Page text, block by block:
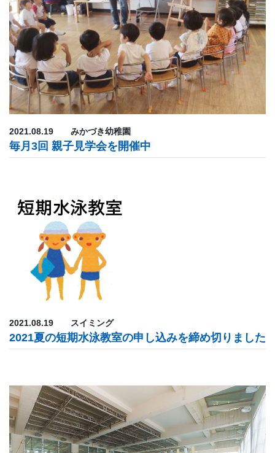
2021.08.19 みかづき幼稚園
毎月3回 親子見学会を開催中
2021.08.19 スイミング
2021夏の短期水泳教室の申し込みを締め切りました